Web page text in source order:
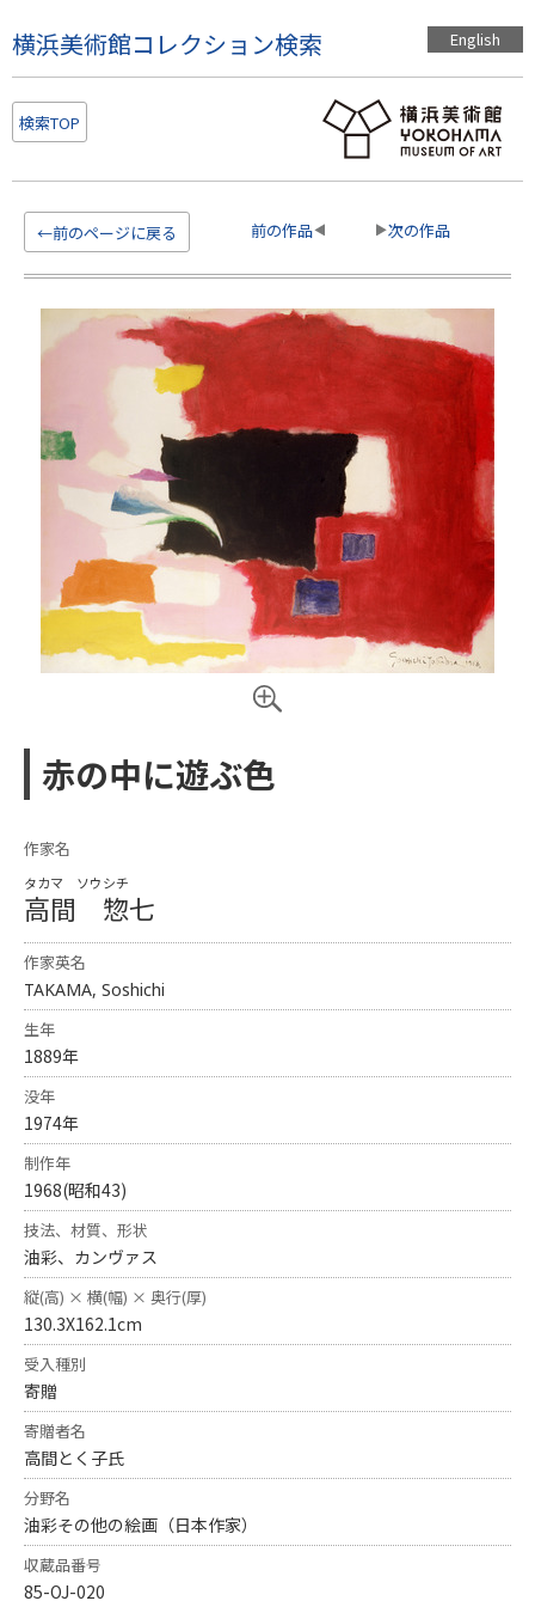
の
ペ
ー
本
横浜美術館コレクション検索 English
検索TOP
←前のページに戻る 前の作品 次の作品
赤の中に遊ぶ色
作家名
タカマ ソウシチ
高間 惣七
作家英名
TAKAMA, Soshichi
生年
1889年
没年
1974年
制作年
1968(昭和43)
技法、材質、形状
油彩、カンヴァス
縦(高) × 横(幅) × 奥行(厚)
130.3X162.1cm
受入種別
寄贈
寄贈者名
高間とく子氏
分野名
油彩その他の絵画（日本作家）
収蔵品番号
85-OJ-020